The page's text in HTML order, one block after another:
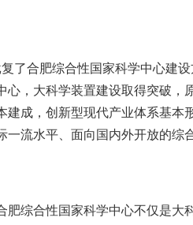
了合肥综合性国家科学中心建
心，大科学装置建设取得突破，
成，创新型现代产业体系基本
流水平、面向国内外开放的综
综合性国家科学中心不仅是大